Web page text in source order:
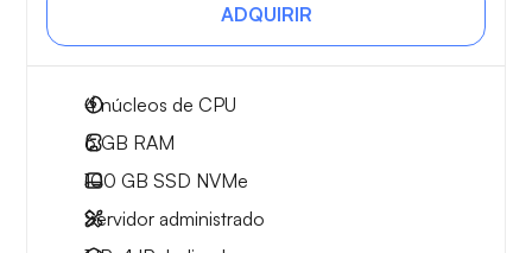
ADQUIRIR
4núcleos de CPU
6 GB RAM
100 GB SSD NVMe
Servidor administrado